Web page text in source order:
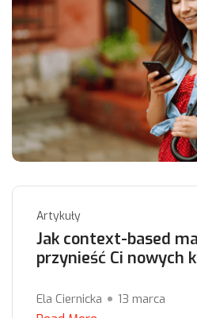
Artykuły
Jak context-based
przynieść Ci nowych
Ela Ciernicka 13 marca